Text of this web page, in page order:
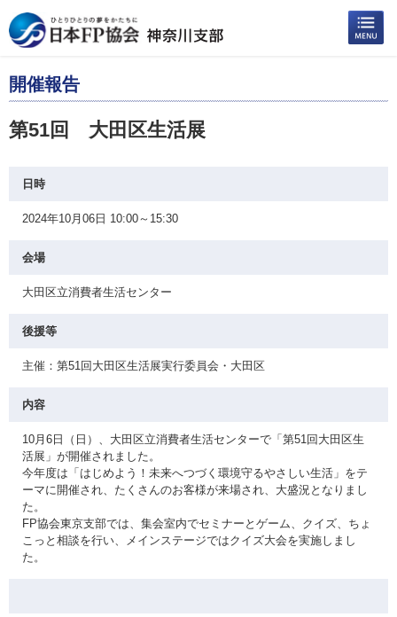
開催報告
第51回 大田区生活展
日時
2024年10月06日 10:00～15:30
会場
大田区立消費者生活センター
後援等
主催：第51回大田区生活展実行委員会・大田区
内容
10月6日（日）、大田区立消費者生活センターで「第51回大田区生
活展」が開催されました。
今年度は「はじめよう！未来へつづく環境守るやさしい生活」をテ
ーマに開催され、たくさんのお客様が来場され、大盛況となりまし
た。
FP協会東京支部では、集会室内でセミナーとゲーム、クイズ、ちょ
こっと相談を行い、メインステージではクイズ大会を実施しまし
た。